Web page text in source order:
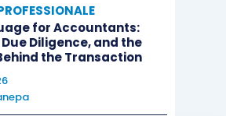
delMaster Breve 365
for Accountants:
Diligence, and the
the Transaction